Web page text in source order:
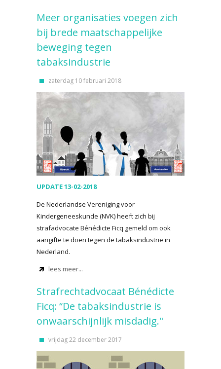
Meer organisaties voegen zich
bij brede maatschappelijke
beweging tegen
tabaksindustrie
zaterdag 10 februari 2018
UPDATE 13-02-2018
De Nederlandse Vereniging voor
Kindergeneeskunde (NVK) heeft zich bij
strafadvocate Bénédicte Ficq gemeld om ook
aangifte te doen tegen de tabaksindustrie in
Nederland.
lees meer...
Strafrechtadvocaat Bénédicte
Ficq: “De tabaksindustrie is
onwaarschijnlijk misdadig."
vrijdag 22 december 2017